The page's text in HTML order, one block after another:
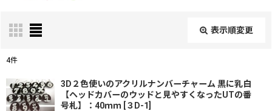
表示順変更
表示数:
4件
3D２色使いのアクリルナンバーチャーム 黒に乳白
【ヘッドカバーのウッドと見やすくなったUTの番
号札】：40ｍｍ
３D-1